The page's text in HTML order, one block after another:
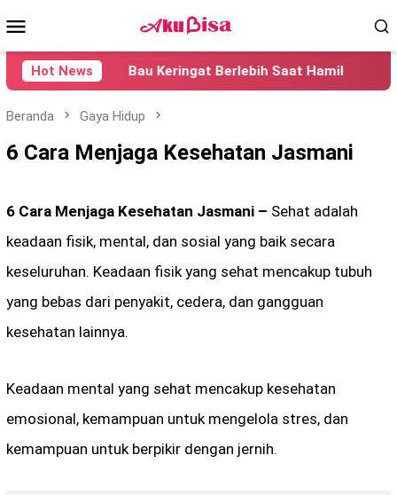
ke
Mobile
Hot NewsBau Keringat Berlebih Saat Hamil
Beranda Gaya Hidup
6 Cara Menjaga Kesehatan Jasmani
6 Cara Menjaga Kesehatan Jasmani – Sehat adalah
keadaan fisik, mental, dan sosial yang baik secara
keseluruhan. Keadaan fisik yang sehat mencakup tubuh
yang bebas dari penyakit, cedera, dan gangguan
kesehatan lainnya.
Keadaan mental yang sehat mencakup kesehatan
emosional, kemampuan untuk mengelola stres, dan
kemampuan untuk berpikir dengan jernih.